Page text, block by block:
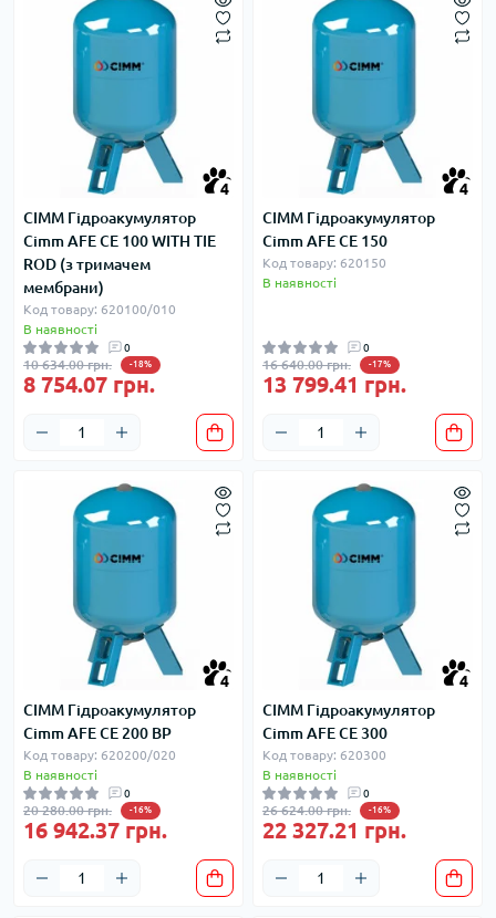
4
CIMM Гідроакумулятор
Cimm AFE CE 100 WITH TIE
ROD (з тримачем
мембрани)
Код товару: 620100/010
В наявності
0
10 634.00 грн. -18%
8 754.07 грн.
4
CIMM Гідроакумулятор
Cimm AFE CE 150
Код товару: 620150
В наявності
0
16 640.00 грн. -17%
13 799.41 грн.
4
CIMM Гідроакумулятор
Cimm AFE CE 200 BP
Код товару: 620200/020
В наявності
0
20 280.00 грн. -16%
16 942.37 грн.
4
CIMM Гідроакумулятор
Cimm AFE CE 300
Код товару: 620300
В наявності
0
26 624.00 грн. -16%
22 327.21 грн.